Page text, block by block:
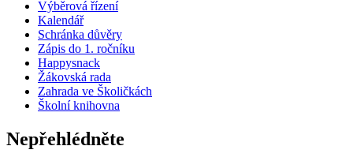
Výběrová řízení
Kalendář
Schránka důvěry
Zápis do 1. ročníku
Happysnack
Žákovská rada
Zahrada ve Školičkách
Školní knihovna
Nepřehlédněte